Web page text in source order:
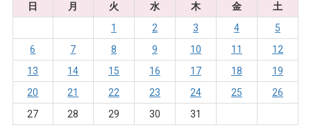
日
月 火 水 木 金
土
1
2 3 4
5
6
7 8 9 10 11
12
13
14 15 16 17 18
19
20
21 22 23 24 25
26
27
28 29 30 31